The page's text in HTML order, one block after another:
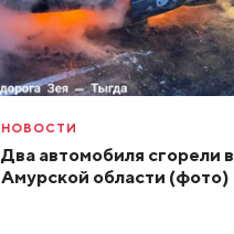
НОВОСТИ
Два автомобиля сгорели в
Амурской области (фото)